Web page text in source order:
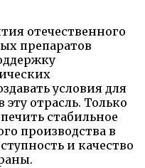
отечественного
препаратов
условия для
отрасль. Только
стабильное
производства в
и качество